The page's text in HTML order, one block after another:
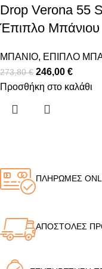
Drop Verona 55
Έπιπλο Μπάνιου
ΜΠΑΝΙΟ, ΕΠΙΠΛΟ
273,80€ 246,00 €
Προσθήκη στο καλάθι
ΠΛΗΡΩΜΕΣ
ΑΠΟΣΤΟΛΕΣ